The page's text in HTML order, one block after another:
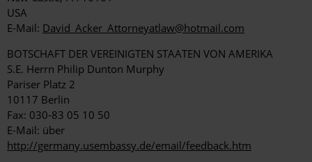
USA
E-Mail: David_Acker_Attorneyatlaw@hotmail.com
BOTSCHAFT DER VEREINIGTEN STAATEN VON AMERIKA
S.E. Herrn Philip Dunton Murphy
Pariser Platz 2
10117 Berlin
Fax: 030-83 05 10 50
E-Mail: über
http://germany.usembassy.de/email/feedback.htm